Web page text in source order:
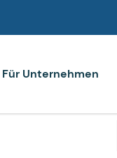
Für Unternehmen